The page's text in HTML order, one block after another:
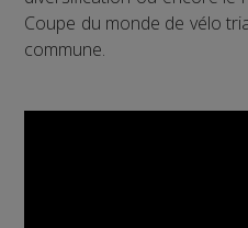
Coupe du monde de vélo
commune.